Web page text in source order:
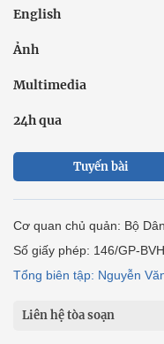
English
Ảnh
Multimedia
24h qua
Tuyến bài
Cơ quan chủ quản: Bộ
Số giấy phép: 146/GP-
Tổng biên tập: Nguyễn
Liên hệ tòa soạn